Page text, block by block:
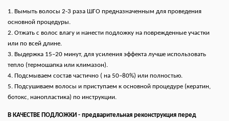
1. Вымыть волосы 2-3 раза ШГО предназначенным для проведения
основной процедуры.
2. Отжать с волос влагу и нанести подложку на поврежденные участки
или по всей длине.
3. Выдержка 15–20 минут, для усиления эффекта лучше использовать
тепло (термошапка или климазон).
4. Подсмываем состав частично ( на 50–80%) или полностью.
5. Подсушиваем волосы и приступаем к основной процедуре (кератин,
ботокс, нанопластика) по инструкции.
В КАЧЕСТВЕ ПОДЛОЖКИ - предварительная реконструкция перед